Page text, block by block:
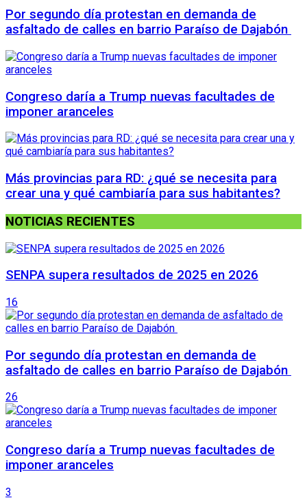
Por segundo día protestan en demanda de
asfaltado de calles en barrio Paraíso de Dajabón
Congreso daría a Trump nuevas facultades de
imponer aranceles
Más provincias para RD: ¿qué se necesita para
crear una y qué cambiaría para sus habitantes?
NOTICIAS RECIENTES
SENPA supera resultados de 2025 en 2026
16
Por segundo día protestan en demanda de
asfaltado de calles en barrio Paraíso de Dajabón
26
Congreso daría a Trump nuevas facultades de
imponer aranceles
3